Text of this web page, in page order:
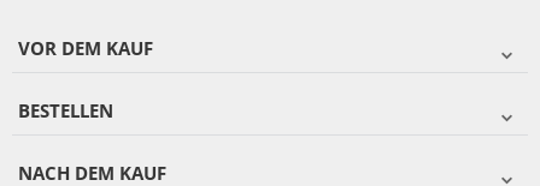
VOR DEM KAUF
BESTELLEN
NACH DEM KAUF